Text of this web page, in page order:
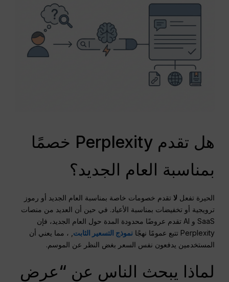
هل تقدم Perplexity خصمًا
بمناسبة العام الجديد؟
الحيرة تفعل لا تقدم خصومات خاصة بمناسبة العام الجديد أو رموز
ترويجية أو تخفيضات بمناسبة الأعياد. في حين أن العديد من منصات
SaaS و AI تقدم عروضًا محدودة المدة حول العام الجديد، فإن
Perplexity تتبع عمومًا نهجًا
نموذج التسعير الثابت, ، مما يعني أن
المستخدمين يدفعون نفس السعر بغض النظر عن الموسم.
لماذا يبحث الناس عن “عرض